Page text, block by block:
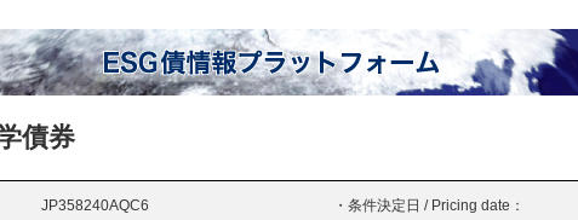
債券
JP358240AQC6 ・条件決定日 / Pricing date：